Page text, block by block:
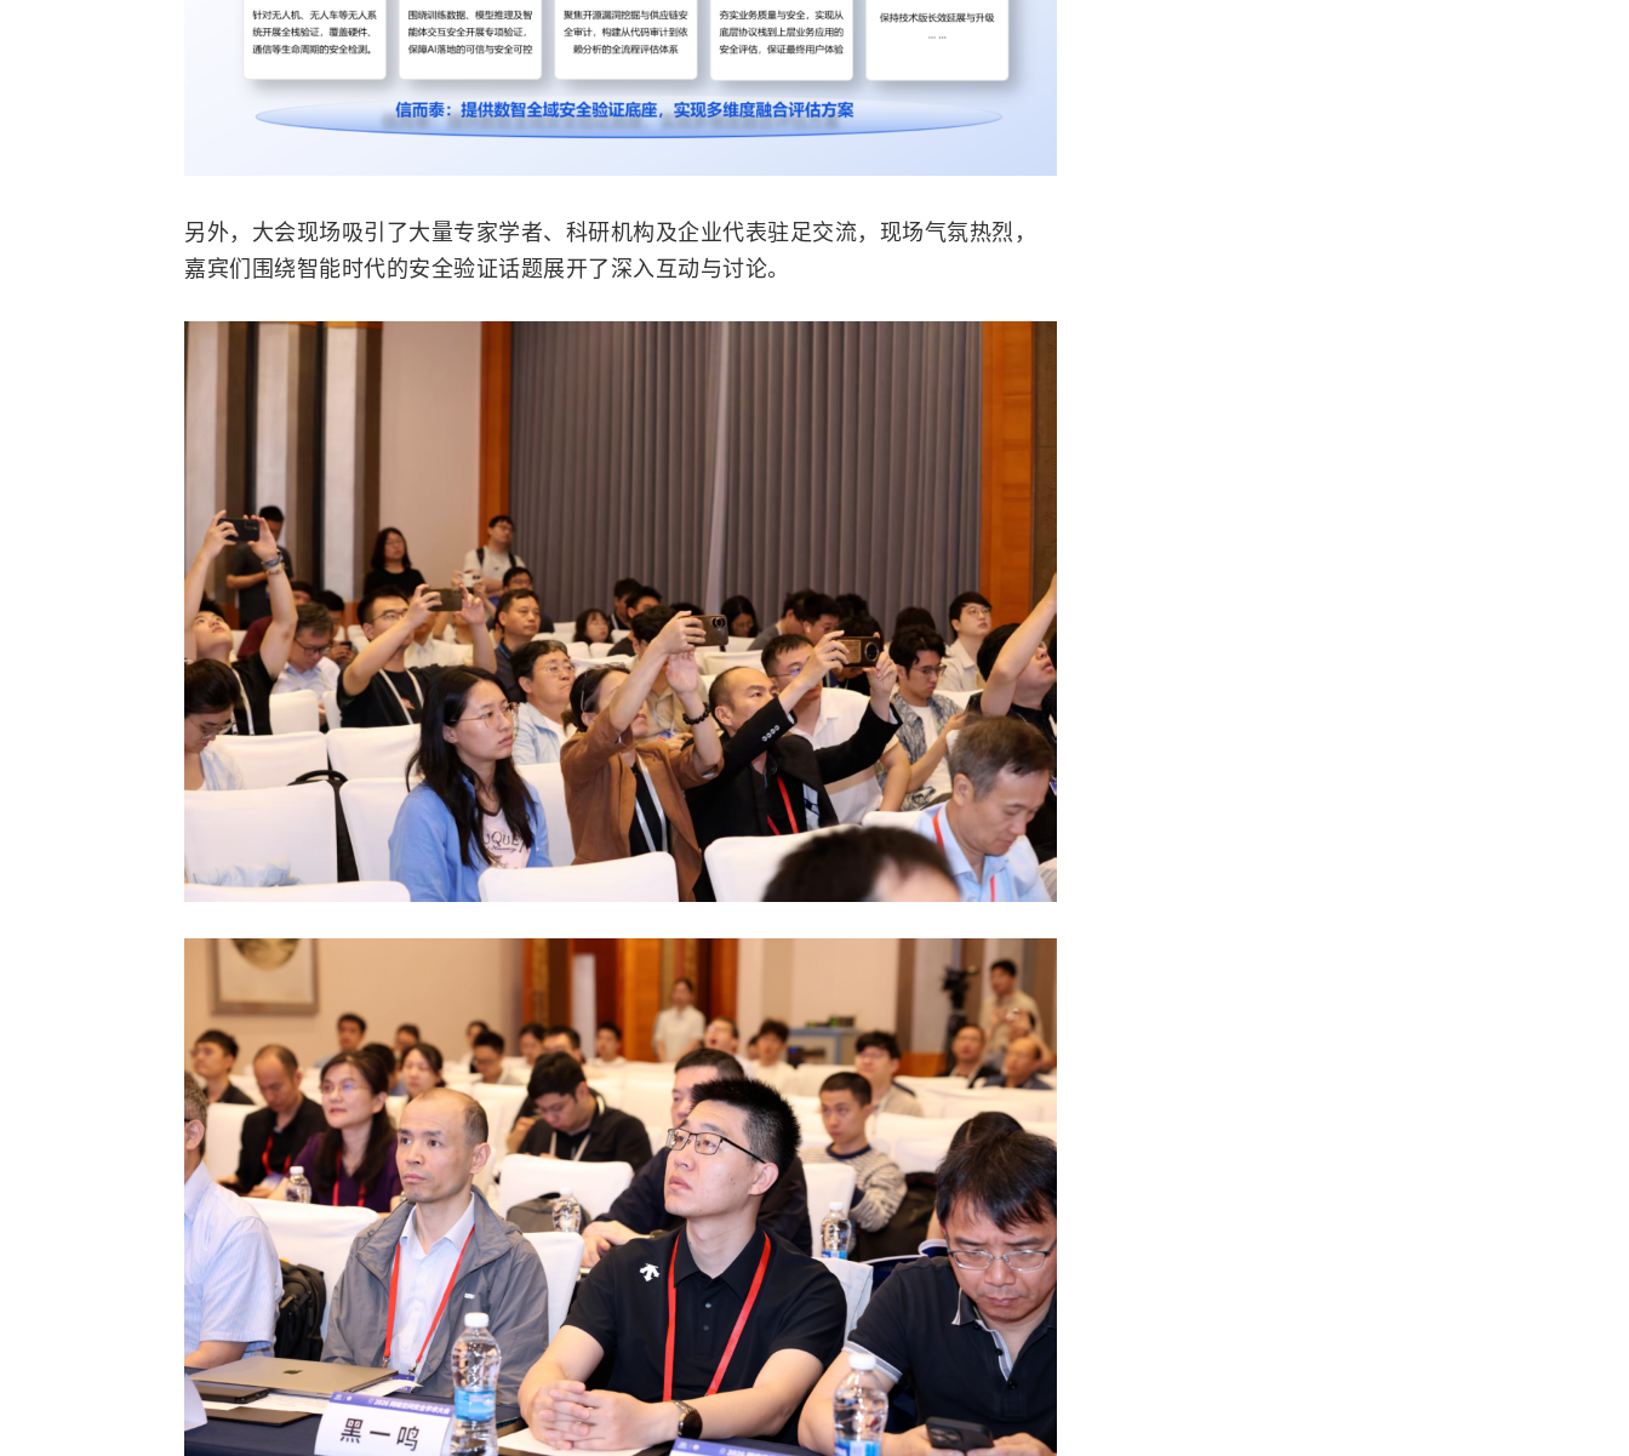
另外，大会现场吸引了大量专家学者、科研机构及企业代表驻足交流，现场气氛热烈，
嘉宾们围绕智能时代的安全验证话题展开了深入互动与讨论。